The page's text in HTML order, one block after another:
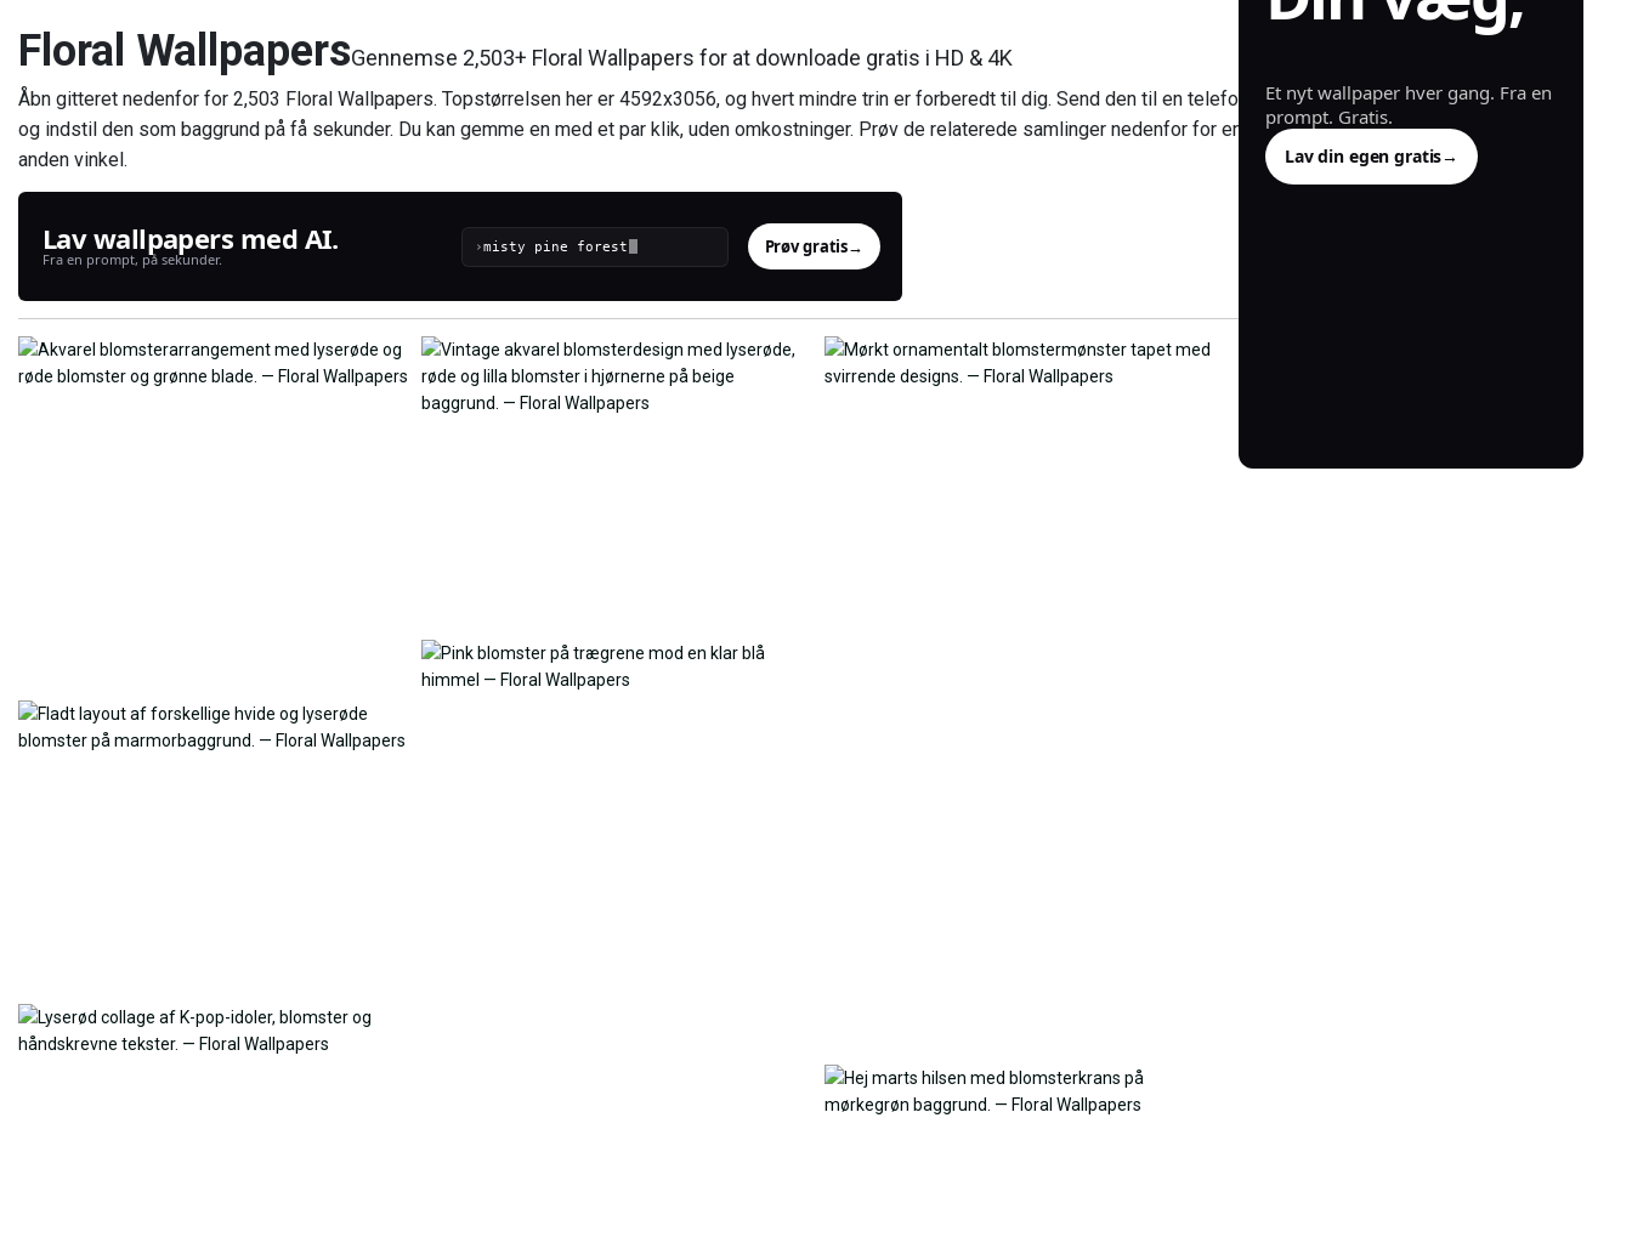
Floral WallpapersGennemse 2,503+ Floral Wallpapers for at downloade gratis i HD & 4K
Åbn gitteret nedenfor for 2,503 Floral Wallpapers. Topstørrelsen her er 4592x3056, og hvert mindre trin er forberedt til dig. Send den til en telefon
og indstil den som baggrund på få sekunder. Du kan gemme en med et par klik, uden omkostninger. Prøv de relaterede samlinger nedenfor for en
anden vinkel.
Lav wallpapers med AI.
Fra en prompt, på sekunder.
› Prøv gratis→
genereret.
Et nyt wallpaper hver gang. Fra en
prompt. Gratis.
Lav din egen gratis→